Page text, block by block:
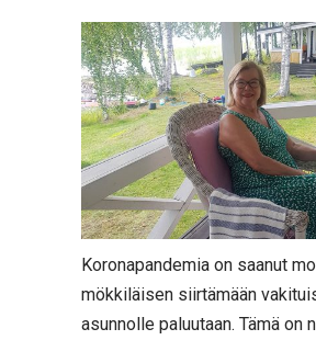
Koronapandemia on saanut
mökkiläisen siirtämään
asunnolle paluutaan. Tämä on